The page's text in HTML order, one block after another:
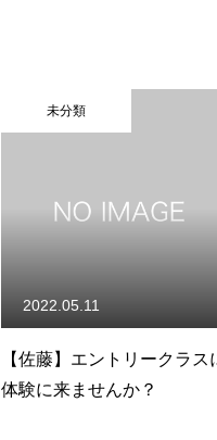
未分類
【佐藤】エントリークラス
体験に来ませんか？
2022.05.11